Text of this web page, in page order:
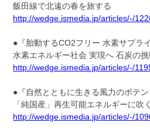
飯田線で北遠の春を旅する
http://wedge.ismedia.jp/articles/-/
●『胎動するCO2フリー 水素サプラ
水素エネルギー社会 実現へ 石炭の
http://wedge.ismedia.jp/articles/-/
●『自然とともに生きる風力のポテン
「純国産」再生可能エネルギーに吹
http://wedge.ismedia.jp/articles/-/